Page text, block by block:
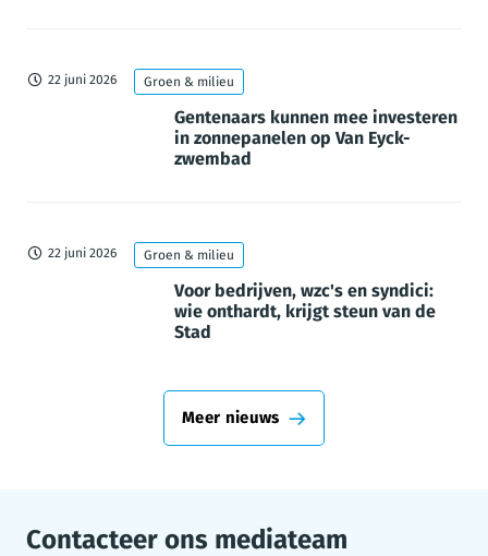
22 juni 2026 Groen & milieu
Gentenaars kunnen mee investeren
in zonnepanelen op Van Eyck-
zwembad
22 juni 2026 Groen & milieu
Voor bedrijven, wzc's en syndici:
wie onthardt, krijgt steun van de
Stad
Meer nieuws
Contacteer ons mediateam